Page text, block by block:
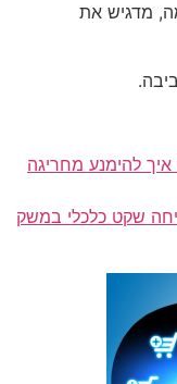
מדגיש את
להימנע מחריגה
שקט כלכלי במשק